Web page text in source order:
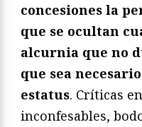
concesiones la
que se ocultan
alcurnia que no
que sea
estatus. Críticas
inconfesables,